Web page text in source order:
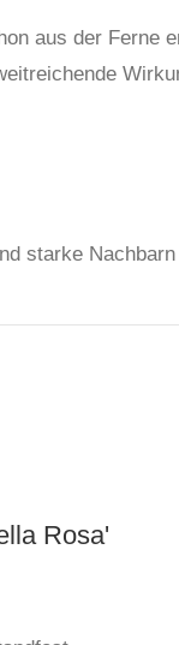
aus der Ferne
starke
Rosa'